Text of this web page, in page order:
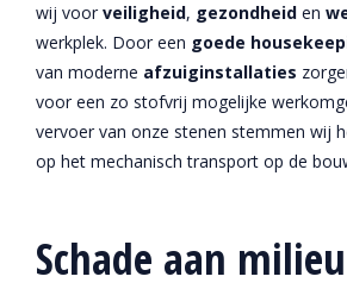
wij voor veiligheid, gezondheid en
werkplek. Door een goede
van moderne afzuiginstallaties
voor een zo stofvrij mogelijke
vervoer van onze stenen stemmen wij
op het mechanisch transport op de
Schade aan